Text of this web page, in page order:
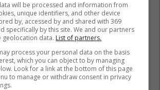
will be processed and information from
unique identifiers, and other device
by, accessed by and shared with 369
specifically by this site. We and our partners
geolocation data. List of partners.
process your personal data on the basis
which you can object to by managing
Look for a link at the bottom of this page
to manage or withdraw consent in privacy